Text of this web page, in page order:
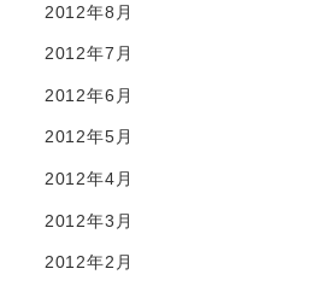
2012年8月
2012年7月
2012年6月
2012年5月
2012年4月
2012年3月
2012年2月